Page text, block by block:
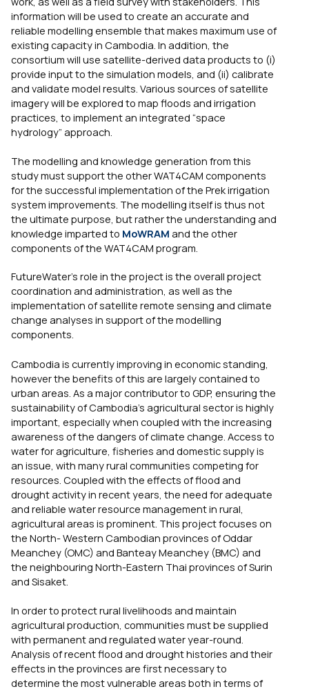
information will be used to create an accurate and
reliable modelling ensemble that makes maximum use of
existing capacity in Cambodia. In addition, the
consortium will use satellite-derived data products to (i)
provide input to the simulation models, and (ii) calibrate
and validate model results. Various sources of satellite
imagery will be explored to map floods and irrigation
practices, to implement an integrated “space
hydrology” approach.
The modelling and knowledge generation from this
study must support the other WAT4CAM components
for the successful implementation of the Prek irrigation
system improvements. The modelling itself is thus not
the ultimate purpose, but rather the understanding and
knowledge imparted to MoWRAM and the other
components of the WAT4CAM program.
FutureWater’s role in the project is the overall project
coordination and administration, as well as the
implementation of satellite remote sensing and climate
change analyses in support of the modelling
components.
Cambodia is currently improving in economic standing,
however the benefits of this are largely contained to
urban areas. As a major contributor to GDP, ensuring the
sustainability of Cambodia’s agricultural sector is highly
important, especially when coupled with the increasing
awareness of the dangers of climate change. Access to
water for agriculture, fisheries and domestic supply is
an issue, with many rural communities competing for
resources. Coupled with the effects of flood and
drought activity in recent years, the need for adequate
and reliable water resource management in rural,
agricultural areas is prominent. This project focuses on
the North- Western Cambodian provinces of Oddar
Meanchey (OMC) and Banteay Meanchey (BMC) and
the neighbouring North-Eastern Thai provinces of Surin
and Sisaket.
In order to protect rural livelihoods and maintain
agricultural production, communities must be supplied
with permanent and regulated water year-round.
Analysis of recent flood and drought histories and their
effects in the provinces are first necessary to
determine the most vulnerable areas both in terms of